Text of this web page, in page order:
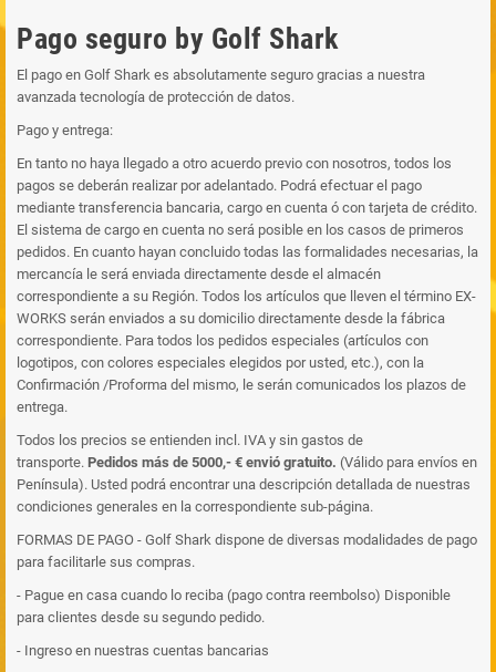
Pago seguro by Golf Shark
El pago en Golf Shark es absolutamente seguro gracias a nuestra
avanzada tecnología de protección de datos.
Pago y entrega:
En tanto no haya llegado a otro acuerdo previo con nosotros, todos los
pagos se deberán realizar por adelantado. Podrá efectuar el pago
mediante transferencia bancaria, cargo en cuenta ó con tarjeta de crédito.
El sistema de cargo en cuenta no será posible en los casos de primeros
pedidos. En cuanto hayan concluido todas las formalidades necesarias, la
mercancía le será enviada directamente desde el almacén
correspondiente a su Región. Todos los artículos que lleven el término EX-
WORKS serán enviados a su domicilio directamente desde la fábrica
correspondiente. Para todos los pedidos especiales (artículos con
logotipos, con colores especiales elegidos por usted, etc.), con la
Confirmación /Proforma del mismo, le serán comunicados los plazos de
entrega.
Todos los precios se entienden incl. IVA y sin gastos de
transporte. Pedidos más de 5000,- € envió gratuito. (Válido para envíos en
Península). Usted podrá encontrar una descripción detallada de nuestras
condiciones generales en la correspondiente sub-página.
FORMAS DE PAGO - Golf Shark dispone de diversas modalidades de pago
para facilitarle sus compras.
- Pague en casa cuando lo reciba (pago contra reembolso) Disponible
para clientes desde su segundo pedido.
- Ingreso en nuestras cuentas bancarias